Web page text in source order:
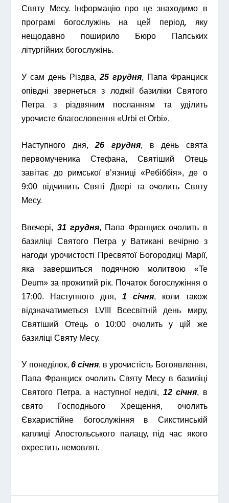
Святу Месу. Інформацію про це знаходимо в
програмі богослужінь на цей період, яку
нещодавно поширило Бюро Папських
літургійних богослужінь.
У сам день Різдва,25 грудня, Папа Франциск
опівдні звернеться з лоджії базиліки Святого
Петра з різдвяним посланням та уділить
урочисте благословення «Urbi et Orbi».
Наступного дня,26 грудня, в день свята
первомученика Стефана, Святіший Отець
завітає до римської вʼязниці «Ребіббія», де о
9:00 відчинить Святі Двері та очолить Святу
Месу.
Ввечері, 31 грудня, Папа Франциск очолить в
базиліці Святого Петра у Ватикані вечірню з
нагоди урочистості Пресвятої Богородиці Марії,
яка завершиться подячною молитвою «Te
Deum» за прожитий рік. Початок богослужіння о
17:00. Наступного дня, 1 січня, коли також
відзначатиметься LVIII Всесвітній день миру,
Святіший Отець о 10:00 очолить у цій же
базиліці Святу Месу.
У понеділок, 6 січня, в урочистість Богоявлення,
Папа Франциск очолить Святу Месу в базиліці
Святого Петра, а наступної неділі, 12 січня, в
свято Господнього Хрещення, очолить
Євхаристійне богослужіння в Сикстинській
каплиці Апостольського палацу, під час якого
охрестить немовлят.